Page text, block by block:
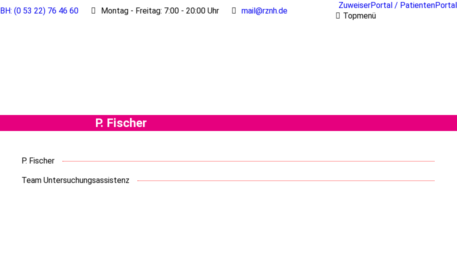
BH: (0 53 22) 76 46 60 Montag - Freitag: 7:00 - 20:00 Uhr mail@rznh.de
ZuweiserPortal / PatientenPortal
Topmenü
P. Fischer
P. Fischer
Team Untersuchungsassistenz